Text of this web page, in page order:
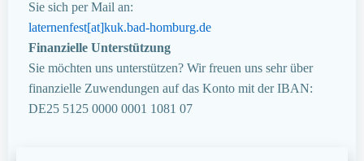
Sie sich per Mail an:
laternenfest[at]kuk.bad-homburg.de
Finanzielle Unterstützung
Sie möchten uns unterstützen? Wir freuen uns sehr über
finanzielle Zuwendungen auf das Konto mit der IBAN:
DE25 5125 0000 0001 1081 07